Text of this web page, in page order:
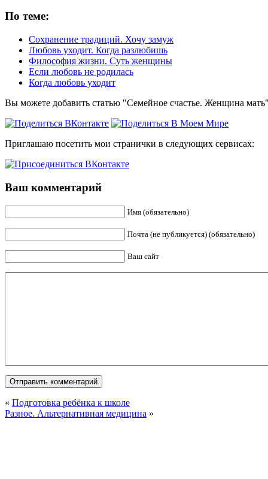
По теме:
Сохранение традиций. Хочу замуж
Любовь уходит. Когда разлюбишь
Философия жизни. Суть женщины
Если любовь не родилась
Когда любовь уходит
Вы можете добавить статью "Семейное счастье. Женщина
Приглашаю посетить мои странички в следующих сервисах:
Ваш комментарий
Имя (обязательно)
Почта (не публикуется) (обязательно)
Ваш сайт
« Подготовка ребёнка к школе
Разное. Альтернативная медицина »